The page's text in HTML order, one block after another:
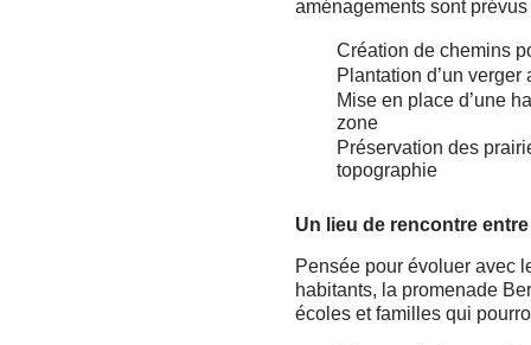
aménagements sont
Création de chemins
Plantation d’un
Mise en place d’une
zone
Préservation des
topographie
Un lieu de rencontre
Pensée pour évoluer avec
habitants, la promenade
écoles et familles qui